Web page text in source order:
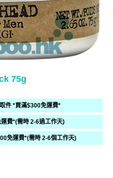
75g
件 *買滿$300免運費*
費*(需時 2-6過工作天)
免運費*(需時 2-6個工作天)